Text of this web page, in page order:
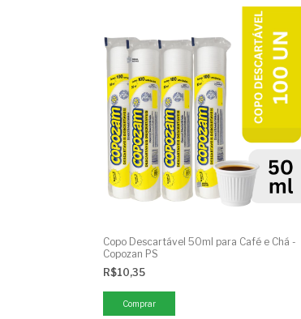
Copo Descartável 50ml para Café e Chá -
Copozan PS
R$10,35
Comprar